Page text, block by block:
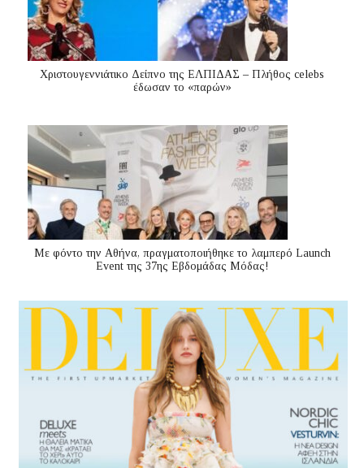
Χριστουγεννιάτικο Δείπνο της ΕΛΠΙΔΑΣ – Πλήθος celebs
έδωσαν το «παρών»
Με φόντο την Αθήνα, πραγματοποιήθηκε το λαμπερό Launch
Event της 37ης Εβδομάδας Μόδας!